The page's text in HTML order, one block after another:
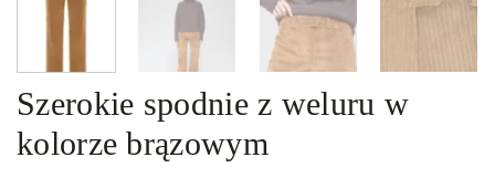
Szerokie spodnie z weluru w
kolorze brązowym